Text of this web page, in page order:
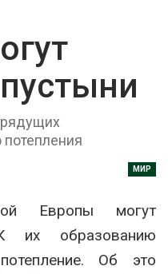
потепления
МИР
Европы могут
их образованию
Об это